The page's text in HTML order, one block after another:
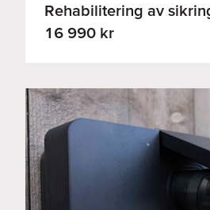
Rehabilitering av
16 990 kr